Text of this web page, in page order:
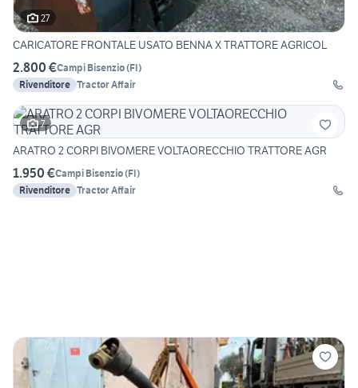
27
CARICATORE FRONTALE USATO BENNA X TRATTORE AGRICOL
2.800 €Campi Bisenzio(FI)
Rivenditore Tractor Affair
7
ARATRO 2 CORPI BIVOMERE VOLTAORECCHIO TRATTORE AGR
1.950 €Campi Bisenzio(FI)
Rivenditore Tractor Affair